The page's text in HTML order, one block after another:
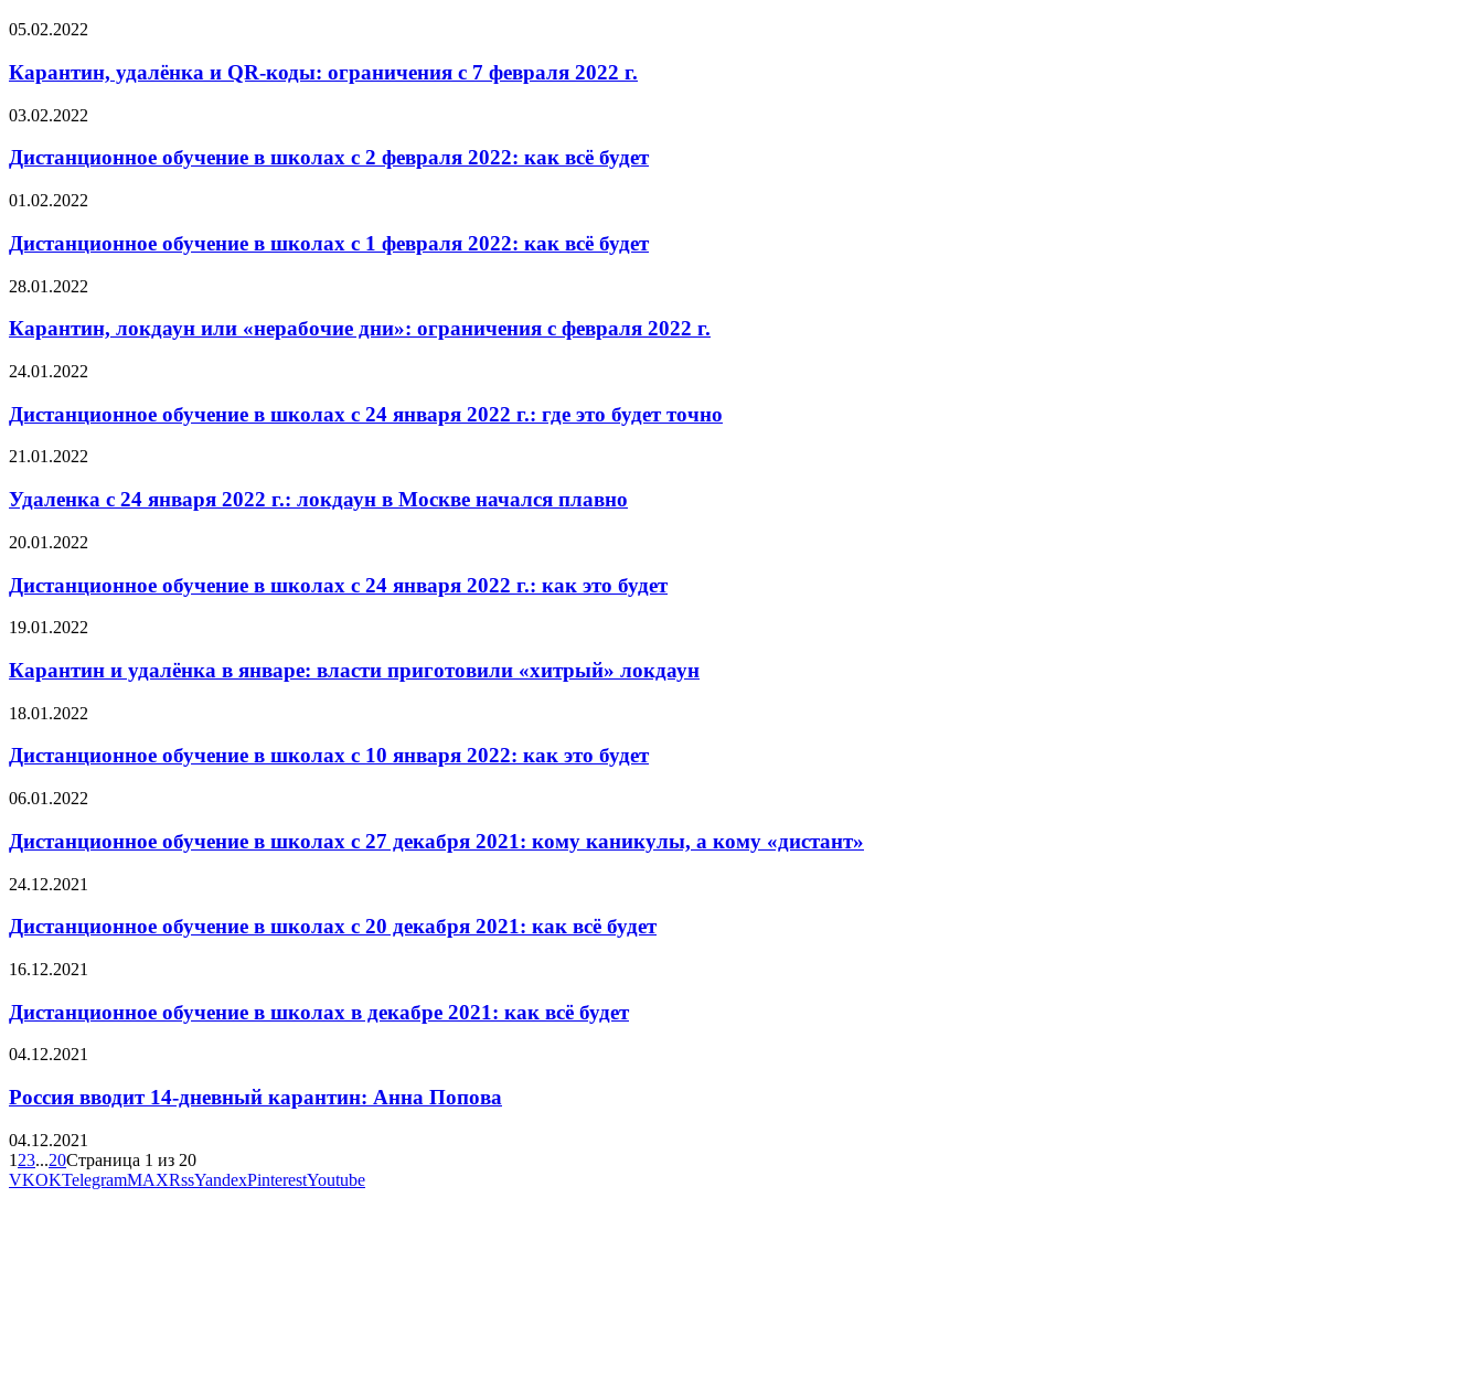
05.02.2022
Карантин, удалёнка и QR-коды: ограничения с 7 февраля 2022 г.
03.02.2022
Дистанционное обучение в школах с 2 февраля 2022: как всё будет
01.02.2022
Дистанционное обучение в школах с 1 февраля 2022: как всё будет
28.01.2022
Карантин, локдаун или «нерабочие дни»: ограничения с февраля 2022 г.
24.01.2022
Дистанционное обучение в школах с 24 января 2022 г.: где это будет точно
21.01.2022
Удаленка с 24 января 2022 г.: локдаун в Москве начался плавно
20.01.2022
Дистанционное обучение в школах с 24 января 2022 г.: как это будет
19.01.2022
Карантин и удалёнка в январе: власти приготовили «хитрый» локдаун
18.01.2022
Дистанционное обучение в школах с 10 января 2022: как это будет
06.01.2022
Дистанционное обучение в школах с 27 декабря 2021: кому каникулы, а кому «дистант»
24.12.2021
Дистанционное обучение в школах с 20 декабря 2021: как всё будет
16.12.2021
Дистанционное обучение в школах в декабре 2021: как всё будет
04.12.2021
Россия вводит 14-дневный карантин: Анна Попова
04.12.2021
1 23...20Страница 1 из 20
VKOKTelegramMAXRssYandexPinterestYoutube